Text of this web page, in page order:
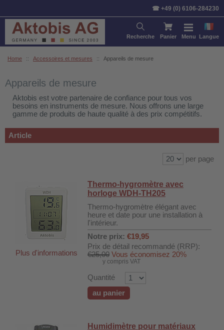
☎ +49 (0) 6106-284230
Recherche Panier Menu Langue
Home :: Accessoires et mesures :: Appareils de mesure
Appareils de mesure
Aktobis est votre partenaire de confiance pour tous vos
besoins en instruments de mesure. Nous offrons une large
gamme de produits de haute qualité à des prix compétitifs.
Article
Article Prix
per page
Plus d'informations
Thermo-hygromètre avec
horloge WDH-TH205
Thermo-hygromètre élégant avec
heure et date pour une installation à
l'intérieur.
Notre prix: €19,95
Prix de détail recommandé (RRP):
€25,00 Vous économisez 20%
y compris VAT
Quantité
au panier
Humidimètre pour matériaux